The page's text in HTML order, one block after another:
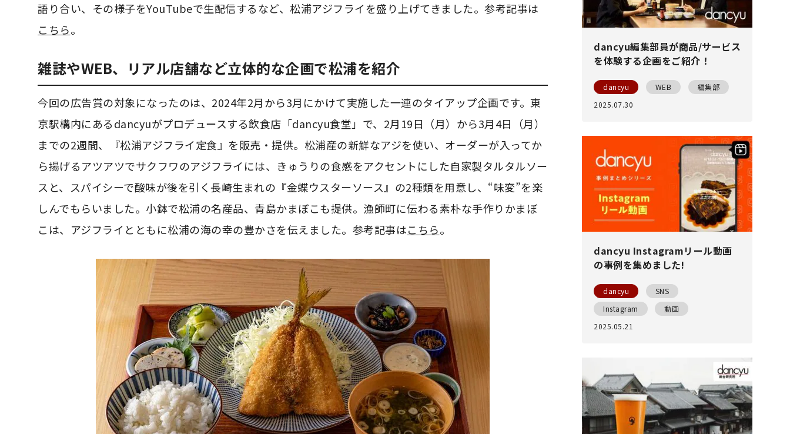
語り合い、その様子をYouTubeで生配信するなど、松浦アジフライを盛り上げてきました。参考記事は
こちら。
雑誌やWEB、リアル店舗など立体的な企画で松浦を紹介
今回の広告賞の対象になったのは、2024年2月から3月にかけて実施した一連のタイアップ企画です。東
京駅構内にあるdancyuがプロデュースする飲食店「dancyu食堂」で、2月19日（月）から3月4日（月）
までの2週間、『松浦アジフライ定食』を販売・提供。松浦産の新鮮なアジを使い、オーダーが入ってか
ら揚げるアツアツでサクフワのアジフライには、きゅうりの食感をアクセントにした自家製タルタルソー
スと、スパイシーで酸味が後を引く長崎生まれの『金蝶ウスターソース』の2種類を用意し、“味変”を楽
しんでもらいました。小鉢で松浦の名産品、青島かまぼこも提供。漁師町に伝わる素朴な手作りかまぼ
こは、アジフライとともに松浦の海の幸の豊かさを伝えました。参考記事はこちら。
dancyu編集部員が商品/サービス
を体験する企画をご紹介！
dancyu WEB
編集部
2025.07.30
dancyu Instagramリール動画
の事例を集めました!
dancyu
SNS
Instagram
動画
2025.05.21